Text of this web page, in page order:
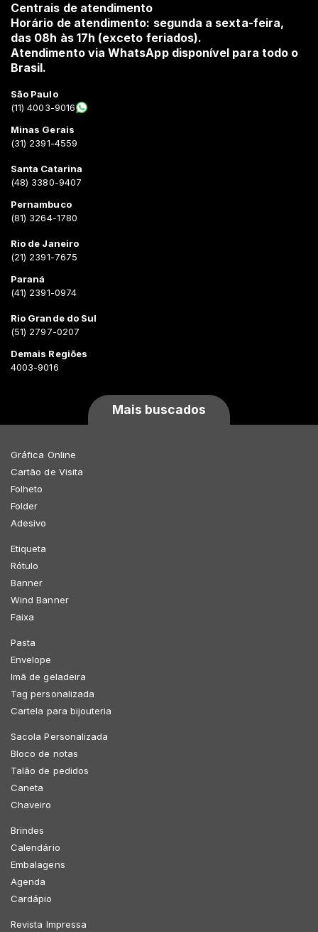
Centrais de atendimento
Horário de atendimento: segunda a sexta-feira,
das 08h às 17h (exceto feriados).
Atendimento via WhatsApp disponível para todo o
Brasil.
São Paulo
(11) 4003-9016
Minas Gerais
(31) 2391-4559
Santa Catarina
(48) 3380-9407
Pernambuco
(81) 3264-1780
Rio de Janeiro
(21) 2391-7675
Paraná
(41) 2391-0974
Rio Grande do Sul
(51) 2797-0207
Demais Regiões
4003-9016
Mais buscados
Gráfica Online
Cartão de Visita
Folheto
Folder
Adesivo
Etiqueta
Rótulo
Banner
Wind Banner
Faixa
Pasta
Envelope
Imã de geladeira
Tag personalizada
Cartela para bijouteria
Sacola Personalizada
Bloco de notas
Talão de pedidos
Caneta
Chaveiro
Brindes
Calendário
Embalagens
Agenda
Cardápio
Revista Impressa